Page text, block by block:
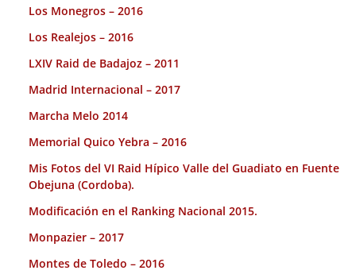
Los Monegros – 2016
Los Realejos – 2016
LXIV Raid de Badajoz – 2011
Madrid Internacional – 2017
Marcha Melo 2014
Memorial Quico Yebra – 2016
Mis Fotos del VI Raid Hípico Valle del Guadiato en Fuente
Obejuna (Cordoba).
Modificación en el Ranking Nacional 2015.
Monpazier – 2017
Montes de Toledo – 2016